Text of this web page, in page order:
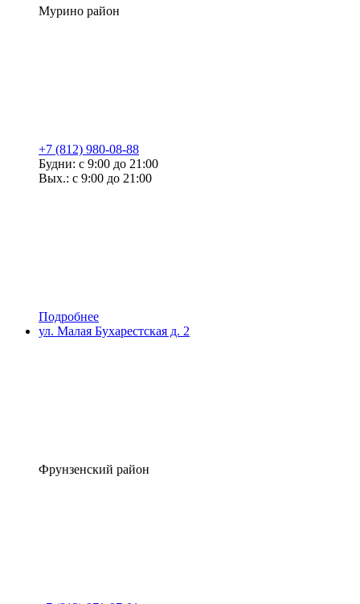
Мурино район
+7 (812) 980-08-88
Будни: с 9:00 до 21:00
Вых.: с 9:00 до 21:00
Подробнее
ул. Малая Бухарестская д. 2
Фрунзенский район